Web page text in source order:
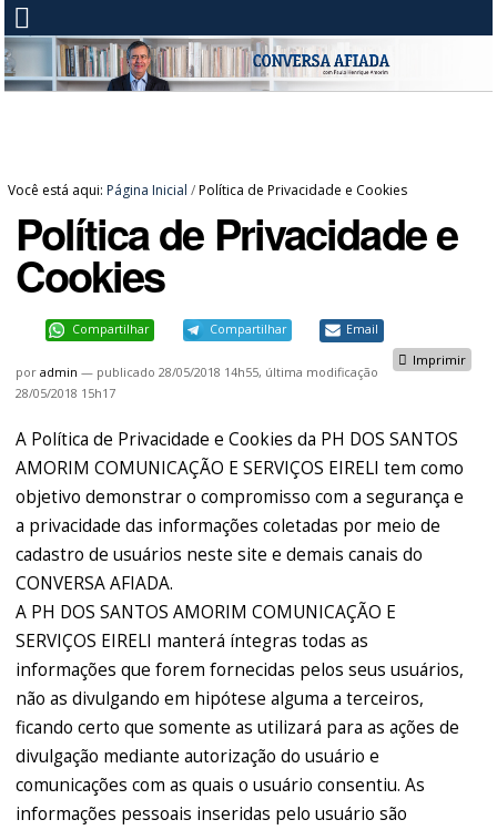
Você está aqui: Página Inicial /Política de Privacidade e Cookies
Política de Privacidade e
Cookies
Compartilhar Compartilhar Email
Imprimir
poradmin — publicado 28/05/2018 14h55, última modificação
28/05/2018 15h17
A Política de Privacidade e Cookies da PH DOS SANTOS
AMORIM COMUNICAÇÃO E SERVIÇOS EIRELI tem como
objetivo demonstrar o compromisso com a segurança e
a privacidade das informações coletadas por meio de
cadastro de usuários neste site e demais canais do
CONVERSA AFIADA.
A PH DOS SANTOS AMORIM COMUNICAÇÃO E
SERVIÇOS EIRELI manterá íntegras todas as
informações que forem fornecidas pelos seus usuários,
não as divulgando em hipótese alguma a terceiros,
ficando certo que somente as utilizará para as ações de
divulgação mediante autorização do usuário e
comunicações com as quais o usuário consentiu. As
informações pessoais inseridas pelo usuário são